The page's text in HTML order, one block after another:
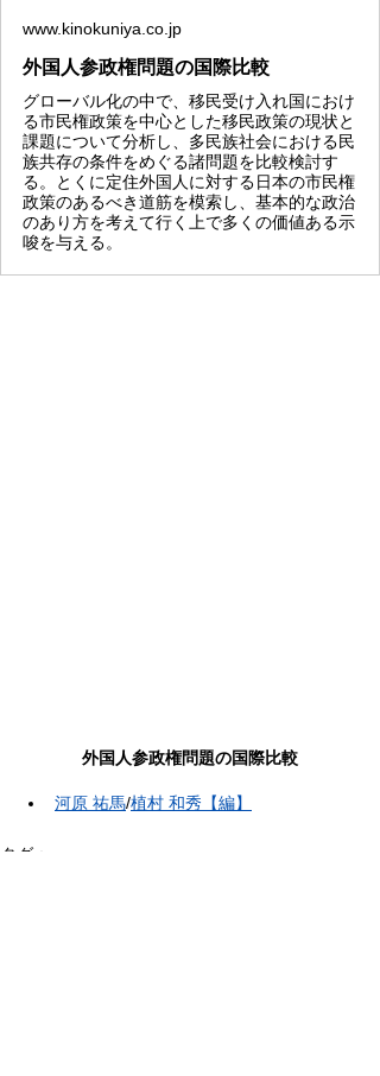
www.kinokuniya.co.jp
外国人参政権問題の国際比較
グローバル化の中で、移民受け入れ国におけ
る市民権政策を中心とした移民政策の現状と
課題について分析し、多民族社会における民
族共存の条件をめぐる諸問題を比較検討す
る。とくに定住外国人に対する日本の市民権
政策のあるべき道筋を模索し、基本的な政治
のあり方を考えて行く上で多くの価値ある示
唆を与える。
外国人参政権問題の国際比較
河原 祐馬/植村 和秀【編】
タグ：